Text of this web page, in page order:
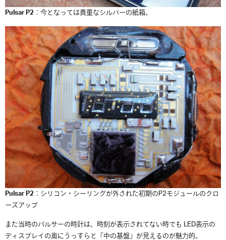
Pulsar P2 ：今となっては貴重なシルバーの紙箱。
Pulsar P2 ：シリコン・シーリングが外された初期のP2モジュールのクロ
ーズアップ
また当時のパルサーの時計は、時刻が表示されてない時でも LED表示の
ディスプレイの奥にうっすらと「中の基盤」が見えるのが魅力的。